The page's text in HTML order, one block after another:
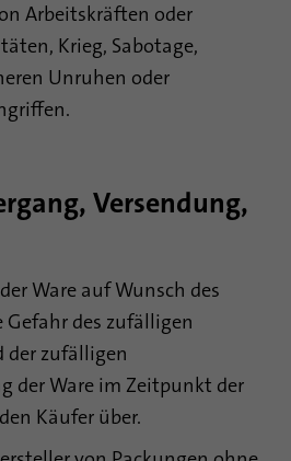
Arbeitskräften oder
Krieg, Sabotage,
Unruhen oder
Versendung,
Ware auf Wunsch des
Gefahr des zufälligen
der zufälligen
der Ware im Zeitpunkt der
Käufer über.